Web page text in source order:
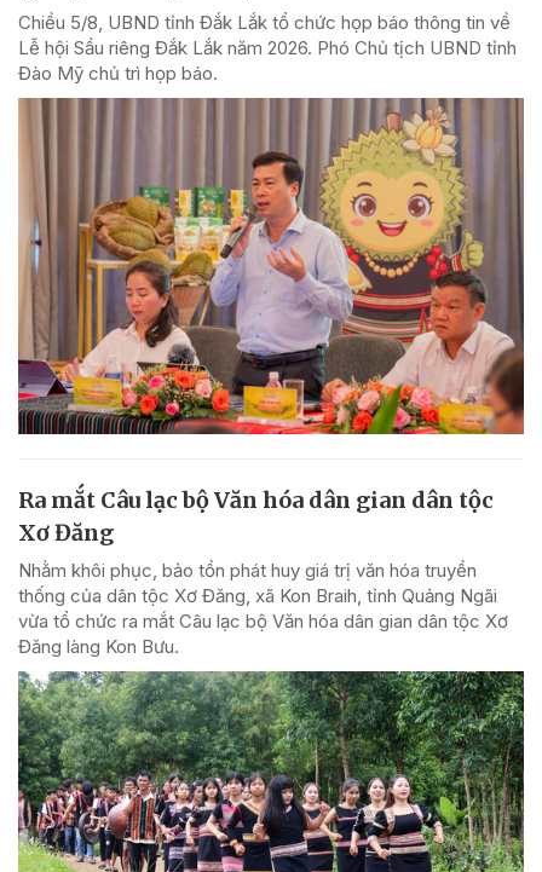
Chiều 5/8, UBND tỉnh Đắk Lắk tổ chức họp báo thông tin về
Lễ hội Sầu riêng Đắk Lắk năm 2026. Phó Chủ tịch UBND tỉnh
Đào Mỹ chủ trì họp báo.
Ra mắt Câu lạc bộ Văn hóa dân gian dân tộc
Xơ Đăng
Nhằm khôi phục, bảo tồn phát huy giá trị văn hóa truyền
thống của dân tộc Xơ Đăng, xã Kon Braih, tỉnh Quảng Ngãi
vừa tổ chức ra mắt Câu lạc bộ Văn hóa dân gian dân tộc Xơ
Đăng làng Kon Bưu.